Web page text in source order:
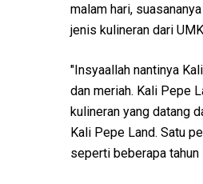
malam hari,
jenis kulineran dari
"Insyaallah nantinya
dan meriah. Kali Pepe
kulineran yang datang
Kali Pepe Land. Satu
seperti beberapa tahun